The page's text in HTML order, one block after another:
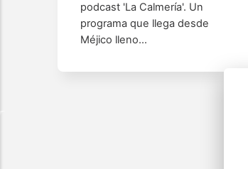
podcast 'La Calmería'. Un
programa que llega desde
Méjico lleno…